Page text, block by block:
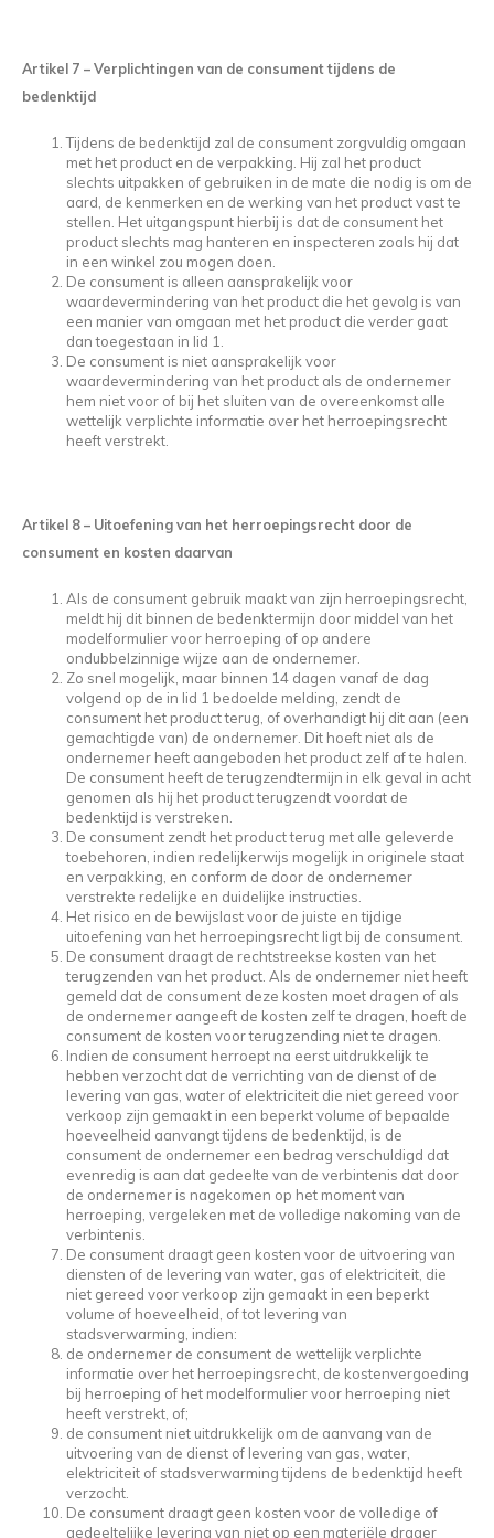
Artikel 7 –Verplichtingen van de consument tijdens de
bedenktijd
Tijdens de bedenktijd zal de consument zorgvuldig omgaan
met het product en de verpakking. Hij zal het product
slechts uitpakken of gebruiken in de mate die nodig is om de
aard, de kenmerken en de werking van het product vast te
stellen. Het uitgangspunt hierbij is dat de consument het
product slechts mag hanteren en inspecteren zoals hij dat
in een winkel zou mogen doen.
De consument is alleen aansprakelijk voor
waardevermindering van het product die het gevolg is van
een manier van omgaan met het product die verder gaat
dan toegestaan in lid 1.
De consument is niet aansprakelijk voor
waardevermindering van het product als de ondernemer
hem niet voor of bij het sluiten van de overeenkomst alle
wettelijk verplichte informatie over het herroepingsrecht
heeft verstrekt.
Artikel 8– Uitoefening van het herroepingsrecht door de
consument en kosten daarvan
Als de consument gebruik maakt van zijn herroepingsrecht,
meldt hij dit binnen de bedenktermijn door middel van het
modelformulier voor herroeping of op andere
ondubbelzinnige wijze aan de ondernemer.
Zo snel mogelijk, maar binnen 14 dagen vanaf de dag
volgend op de in lid 1 bedoelde melding, zendt de
consument het product terug, of overhandigt hij dit aan (een
gemachtigde van) de ondernemer. Dit hoeft niet als de
ondernemer heeft aangeboden het product zelf af te halen.
De consument heeft de terugzendtermijn in elk geval in acht
genomen als hij het product terugzendt voordat de
bedenktijd is verstreken.
De consument zendt het product terug met alle geleverde
toebehoren, indien redelijkerwijs mogelijk in originele staat
en verpakking, en conform de door de ondernemer
verstrekte redelijke en duidelijke instructies.
Het risico en de bewijslast voor de juiste en tijdige
uitoefening van het herroepingsrecht ligt bij de consument.
De consument draagt de rechtstreekse kosten van het
terugzenden van het product. Als de ondernemer niet heeft
gemeld dat de consument deze kosten moet dragen of als
de ondernemer aangeeft de kosten zelf te dragen, hoeft de
consument de kosten voor terugzending niet te dragen.
Indien de consument herroept na eerst uitdrukkelijk te
hebben verzocht dat de verrichting van de dienst of de
levering van gas, water of elektriciteit die niet gereed voor
verkoop zijn gemaakt in een beperkt volume of bepaalde
hoeveelheid aanvangt tijdens de bedenktijd, is de
consument de ondernemer een bedrag verschuldigd dat
evenredig is aan dat gedeelte van de verbintenis dat door
de ondernemer is nagekomen op het moment van
herroeping, vergeleken met de volledige nakoming van de
verbintenis.
De consument draagt geen kosten voor de uitvoering van
diensten of de levering van water, gas of elektriciteit, die
niet gereed voor verkoop zijn gemaakt in een beperkt
volume of hoeveelheid, of tot levering van
stadsverwarming, indien:
de ondernemer de consument de wettelijk verplichte
informatie over het herroepingsrecht, de kostenvergoeding
bij herroeping of het modelformulier voor herroeping niet
heeft verstrekt, of;
de consument niet uitdrukkelijk om de aanvang van de
uitvoering van de dienst of levering van gas, water,
elektriciteit of stadsverwarming tijdens de bedenktijd heeft
verzocht.
De consument draagt geen kosten voor de volledige of
gedeeltelijke levering van niet op een materiële drager